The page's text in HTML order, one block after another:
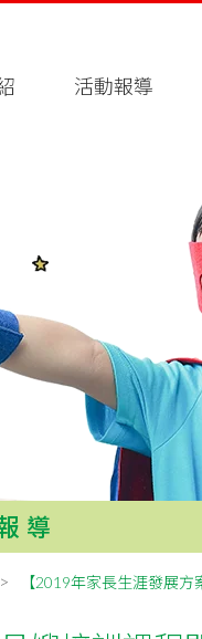
活動報導
導
【2019年家長生涯發展